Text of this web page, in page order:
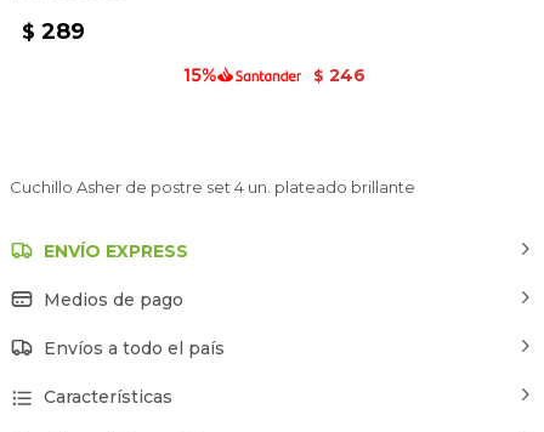
$ 289
$ 246
Cuchillo Asher de postre set 4 un. plateado brillante
ENVÍO EXPRESS
Medios de pago
Envíos a todo el país
Características